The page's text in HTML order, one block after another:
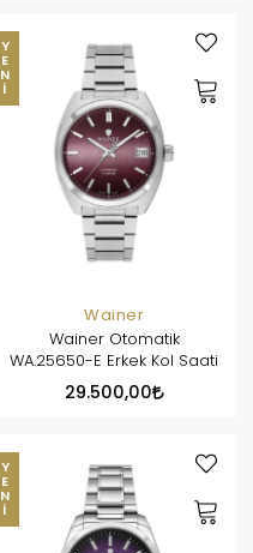
YENI
Wainer
Wainer Otomatik
WA.25650-E Erkek Kol Saati
29.500,00
YENI